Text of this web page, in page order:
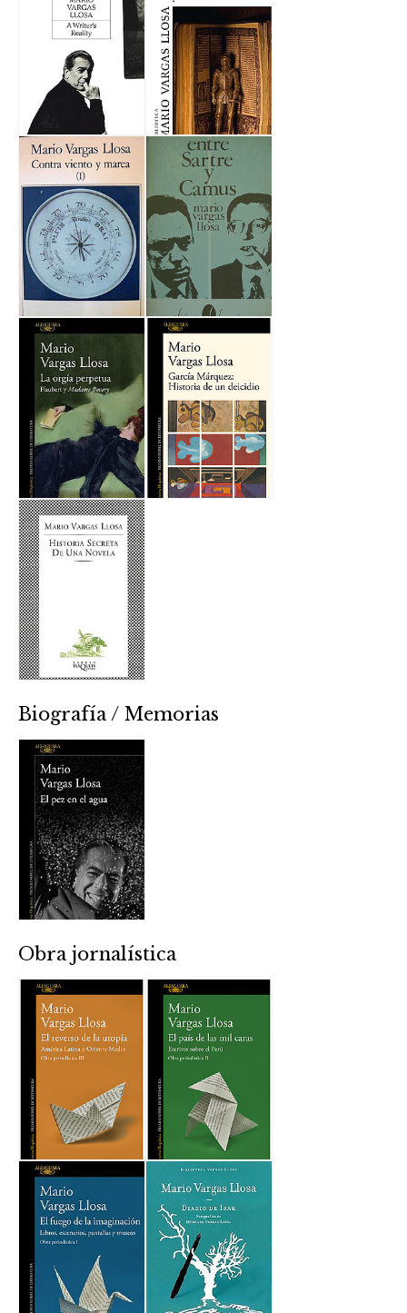
Biografía / Memorias
Obra jornalística